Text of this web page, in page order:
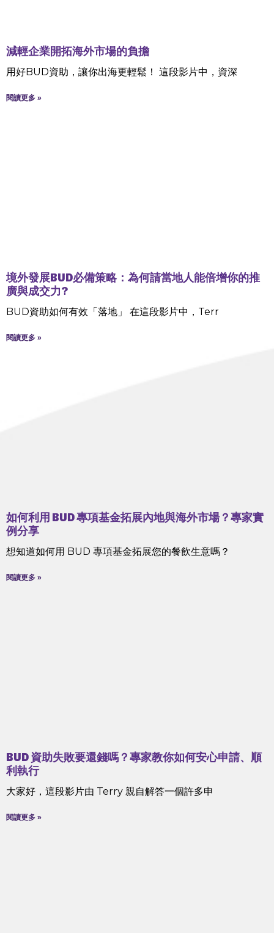
減輕企業開拓海外市場的負擔
用好BUD資助，讓你出海更輕鬆！ 這段影片中，資深
閱讀更多 »
境外發展BUD必備策略：為何請當地人能倍增你的推
廣與成交力?
BUD資助如何有效「落地」 在這段影片中，Terr
閱讀更多 »
如何利用 BUD 專項基金拓展內地與海外市場？專家實
例分享
想知道如何用 BUD 專項基金拓展您的餐飲生意嗎？
閱讀更多 »
BUD 資助失敗要還錢嗎？專家教你如何安心申請、順
利執行
大家好，這段影片由 Terry 親自解答一個許多申
閱讀更多 »